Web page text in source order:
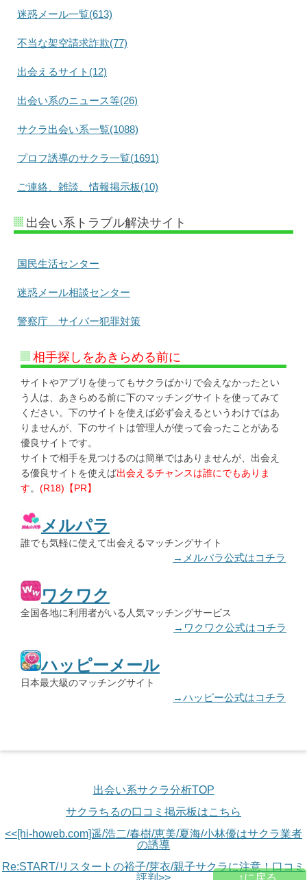
迷惑メール一覧(613)
不当な架空請求詐欺(77)
出会えるサイト(12)
出会い系のニュース等(26)
サクラ出会い系一覧(1088)
プロフ誘導のサクラ一覧(1691)
ご連絡、雑談、情報掲示板(10)
出会い系トラブル解決サイト
国民生活センター
迷惑メール相談センター
警察庁 サイバー犯罪対策
相手探しをあきらめる前に
サイトやアプリを使ってもサクラばかりで会えなかったとい
う人は、あきらめる前に下のマッチングサイトを使ってみて
ください。下のサイトを使えば必ず会えるというわけではあ
りませんが、下のサイトは管理人が使って会ったことがある
優良サイトです。
サイトで相手を見つけるのは簡単ではありませんが、出会え
る優良サイトを使えば出会えるチャンスは誰にでもありま
す。 (R18)【PR】
メルパラ
誰でも気軽に使えて出会えるマッチングサイト
→メルパラ公式はコチラ
ワクワク
全国各地に利用者がいる人気マッチングサービス
→ワクワク公式はコチラ
ハッピーメール
日本最大級のマッチングサイト
→ハッピー公式はコチラ
出会い系サクラ分析TOP
サクラちるの口コミ掲示板はこちら
<<[hi-howeb.com]遥/浩二/春樹/恵美/夏海/小林優はサクラ業者
の誘導
Re:START/リスタートの裕子/芽衣/親子サクラに注意！口コミ
↑に戻る